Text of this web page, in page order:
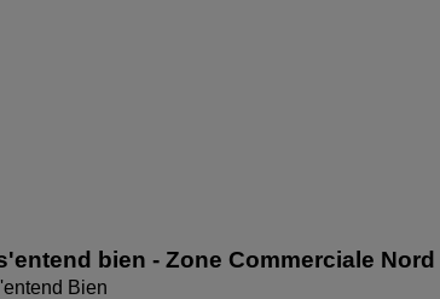
bien - Zone Commerciale Nord
Bien